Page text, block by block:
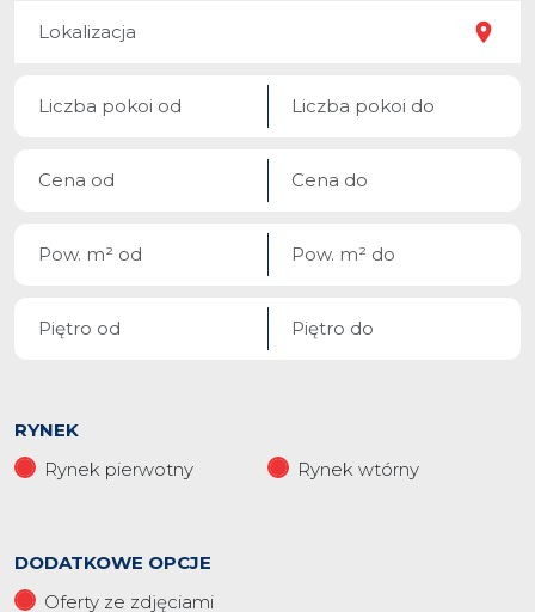
RYNEK
Rynek pierwotny
Rynek wtórny
DODATKOWE OPCJE
Oferty ze zdjęciami